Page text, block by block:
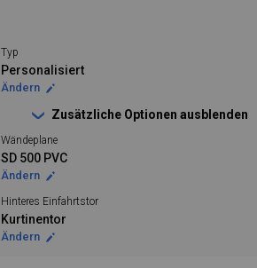
Typ
Personalisiert
Ändern
Zusätzliche Optionen ausblenden
Wändeplane
SD 500 PVC
Ändern
Hinteres Einfahrtstor
Kurtinentor
Ändern